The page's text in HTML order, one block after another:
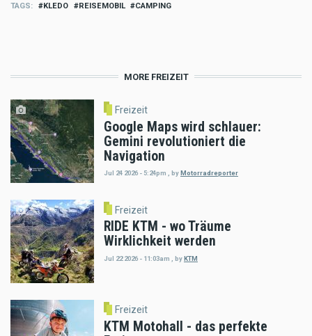
TAGS KLEDO REISEMOBIL CAMPING
MORE FREIZEIT
Freizeit
Google Maps wird schlauer:
Gemini revolutioniert die
Navigation
Jul 24 2026 - 5:24pm byMotorradreporter
Freizeit
RIDE KTM - wo Träume
Wirklichkeit werden
Jul 22 2026 - 11:03am byKTM
Freizeit
KTM Motohall - das perfekte